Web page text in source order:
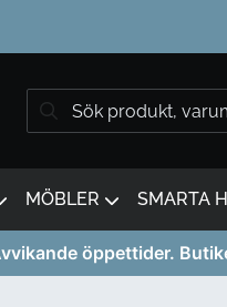
MÖBLER SMARTA
öppettider.